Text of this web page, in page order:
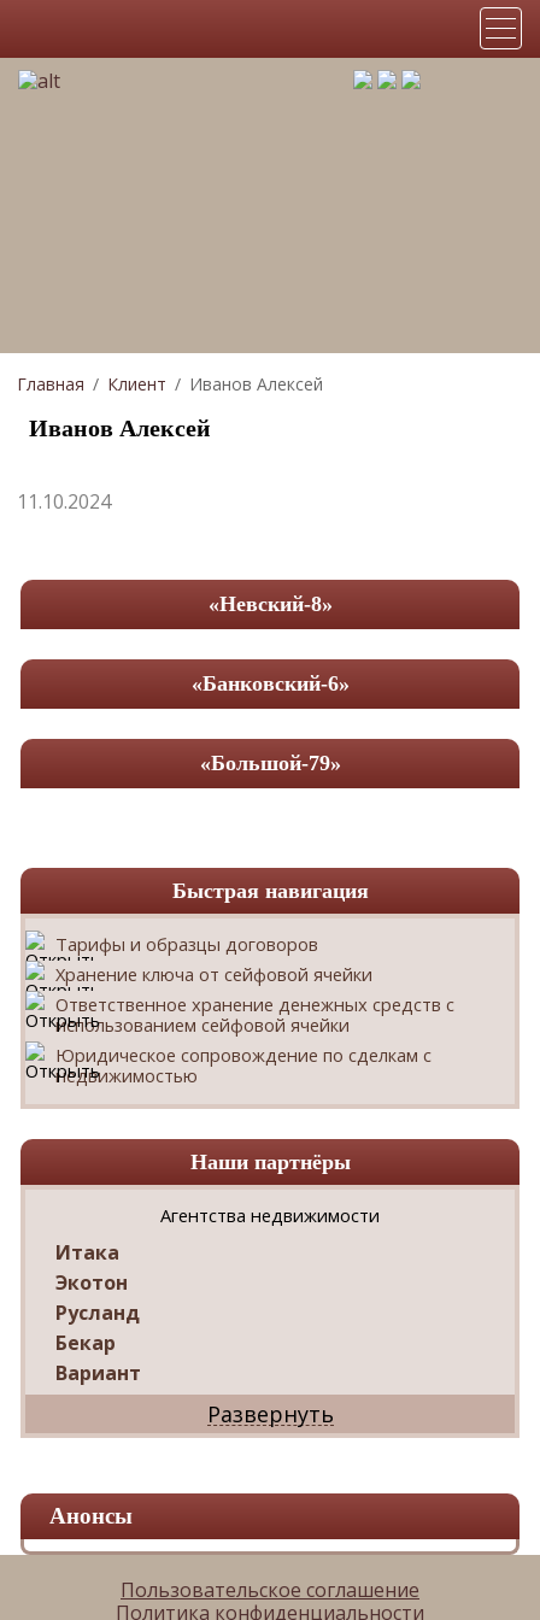
«Невский-8»
«Банковский-6»
«Большой-79»
Главная Клиент Иванов Алексей
Иванов Алексей
11.10.2024
Быстрая навигация
Тарифы и образцы договоров
Хранение ключа от сейфовой ячейки
Ответственное хранение денежных средств с
использованием сейфовой ячейки
Юридическое сопровождение по сделкам с
недвижимостью
Наши партнёры
Агентства недвижимости
Итака
Экотон
Русланд
Бекар
Вариант
Дриада
Реал
Ваш Дом
Александр
Мир квартир
Панорама
Анонсы
Пользовательское соглашение
Политика конфиденциальности